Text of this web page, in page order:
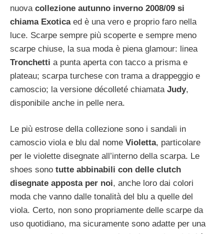
nuova collezione autunno inverno 2008/09 si
chiama Exoticaed è una vero e proprio faro nella
luce. Scarpe sempre più scoperte e sempre meno
scarpe chiuse, la sua moda è piena glamour: linea
Tronchetti a punta aperta con tacco a prisma e
plateau; scarpa turchese con trama a drappeggio e
camoscio; la versione décolleté chiamata Judy,
disponibile anche in pelle nera.
Le più estrose della collezione sono i sandali in
camoscio viola e blu dal nome Violetta, particolare
per le violette disegnate all’interno della scarpa. Le
shoes sono tutte abbinabili con delle clutch
disegnate apposta per noi, anche loro dai colori
moda che vanno dalle tonalità del blu a quelle del
viola. Certo, non sono propriamente delle scarpe da
uso quotidiano, ma sicuramente sono adatte per una